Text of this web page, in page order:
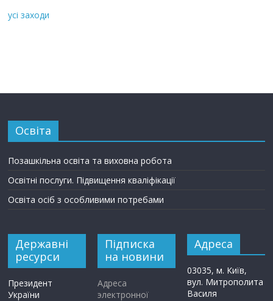
усі заходи
Освіта
Позашкільна освіта та виховна робота
Освітні послуги. Підвищення кваліфікації
Освіта осіб з особливими потребами
Державні
ресурси
Президент
України
Підписка
на новини
Адреса
электронної
Адреса
03035, м. Київ,
вул. Митрополита
Василя